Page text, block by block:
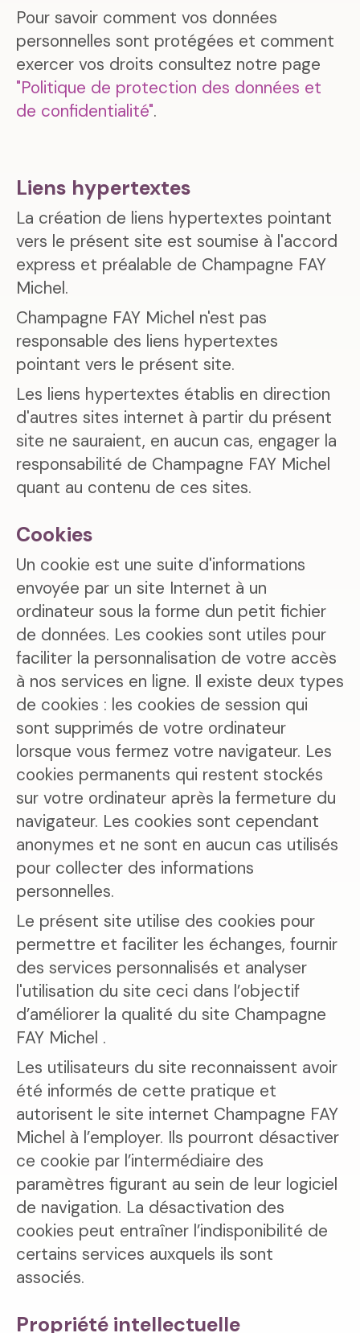
Pour savoir comment vos données
personnelles sont protégées et comment
exercer vos droits consultez notre page
"Politique de protection des données et
de confidentialité".
Liens hypertextes
La création de liens hypertextes pointant
vers le présent site est soumise à l'accord
express et préalable de Champagne FAY
Michel.
Champagne FAY Michel n'est pas
responsable des liens hypertextes
pointant vers le présent site.
Les liens hypertextes établis en direction
d'autres sites internet à partir du présent
site ne sauraient, en aucun cas, engager la
responsabilité de Champagne FAY Michel
quant au contenu de ces sites.
Cookies
Un cookie est une suite d'informations
envoyée par un site Internet à un
ordinateur sous la forme dun petit fichier
de données. Les cookies sont utiles pour
faciliter la personnalisation de votre accès
à nos services en ligne. Il existe deux types
de cookies : les cookies de session qui
sont supprimés de votre ordinateur
lorsque vous fermez votre navigateur. Les
cookies permanents qui restent stockés
sur votre ordinateur après la fermeture du
navigateur. Les cookies sont cependant
anonymes et ne sont en aucun cas utilisés
pour collecter des informations
personnelles.
Le présent site utilise des cookies pour
permettre et faciliter les échanges, fournir
des services personnalisés et analyser
l'utilisation du site ceci dans l’objectif
d’améliorer la qualité du site Champagne
FAY Michel .
Les utilisateurs du site reconnaissent avoir
été informés de cette pratique et
autorisent le site internet Champagne FAY
Michel à l’employer. Ils pourront désactiver
ce cookie par l’intermédiaire des
paramètres figurant au sein de leur logiciel
de navigation. La désactivation des
cookies peut entraîner l’indisponibilité de
certains services auxquels ils sont
associés.
Propriété intellectuelle